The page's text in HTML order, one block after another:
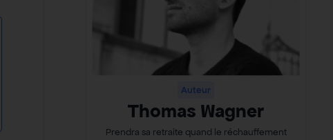
Auteur
Thomas Wagner
Prendra sa retraite quand le réchauffement